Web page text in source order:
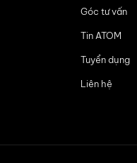
Góc tư vấn
Tin ATOM
Tuyển dụng
Liên hệ